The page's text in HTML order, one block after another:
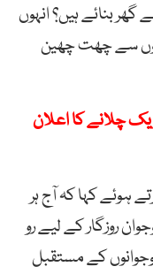
گھر بنائے ہیں؟ انہوں
سے چھت چھین
چلانے کا اعلان
ہوئے کہا کہ آج ہر
روزگار کے لیے رو
کے مستقبل